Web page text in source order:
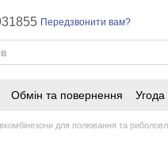
Передзвонити вам?
Обмін та повернення Угода
для полювання та